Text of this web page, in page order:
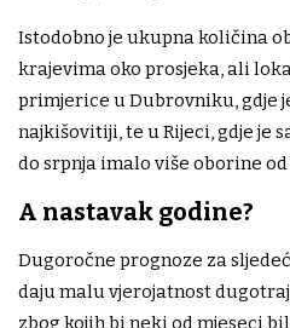
Istodobno je ukupna količina
krajevima oko prosjeka, ali
primjerice u Dubrovniku, gdje
najkišovitiji, te u Rijeci, gdje je
do srpnja imalo više oborine
A nastavak godine?
Dugoročne prognoze za
daju malu vjerojatnost
zbog kojih bi neki od mjeseci